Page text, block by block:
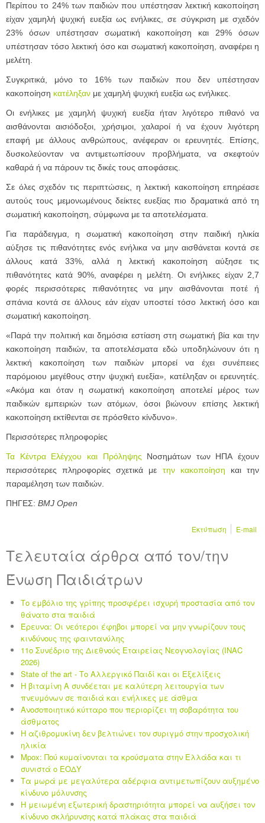
Περίπου το 24% των παιδιών που υπέστησαν λεκτική κακοποίηση
είχαν χαμηλή ψυχική ευεξία ως ενήλικες, σε σύγκριση με σχεδόν
23% όσων υπέστησαν σωματική κακοποίηση και 29% όσων
υπέστησαν τόσο λεκτική όσο και σωματική κακοποίηση, αναφέρει η
μελέτη.
Συγκριτικά, μόνο το 16% των παιδιών που δεν υπέστησαν
κακοποίηση κατέληξαν με χαμηλή ψυχική ευεξία ως ενήλικες.
Οι ενήλικες με χαμηλή ψυχική ευεξία ήταν λιγότερο πιθανό να
αισθάνονται αισιόδοξοι, χρήσιμοι, χαλαροί ή να έχουν λιγότερη
επαφή με άλλους ανθρώπους, ανέφεραν οι ερευνητές. Επίσης,
δυσκολεύονταν να αντιμετωπίσουν προβλήματα, να σκεφτούν
καθαρά ή να πάρουν τις δικές τους αποφάσεις.
Σε όλες σχεδόν τις περιπτώσεις, η λεκτική κακοποίηση επηρέασε
αυτούς τους μεμονωμένους δείκτες ευεξίας πιο δραματικά από τη
σωματική κακοποίηση, σύμφωνα με τα αποτελέσματα.
Για παράδειγμα, η σωματική κακοποίηση στην παιδική ηλικία
αύξησε τις πιθανότητες ενός ενήλικα να μην αισθάνεται κοντά σε
άλλους κατά 33%, αλλά η λεκτική κακοποίηση αύξησε τις
πιθανότητες κατά 90%, αναφέρει η μελέτη. Οι ενήλικες είχαν 2,7
φορές περισσότερες πιθανότητες να μην αισθάνονται ποτέ ή
σπάνια κοντά σε άλλους εάν είχαν υποστεί τόσο λεκτική όσο και
σωματική κακοποίηση.
«Παρά την πολιτική και δημόσια εστίαση στη σωματική βία και την
κακοποίηση παιδιών, τα αποτελέσματα εδώ υποδηλώνουν ότι η
λεκτική κακοποίηση των παιδιών μπορεί να έχει συνέπειες
παρόμοιου μεγέθους στην ψυχική ευεξία», κατέληξαν οι ερευνητές.
«Ακόμα και όταν η σωματική κακοποίηση αποτελεί μέρος των
παιδικών εμπειριών των ατόμων, όσοι βιώνουν επίσης λεκτική
κακοποίηση εκτίθενται σε πρόσθετο κίνδυνο».
Περισσότερες πληροφορίες
Τα Κέντρα Ελέγχου και Πρόληψης Νοσημάτων των ΗΠΑ έχουν
περισσότερες πληροφορίες σχετικά με την κακοποίηση και την
παραμέληση των παιδιών.
ΠΗΓΕΣ: BMJ Open
Εκτύπωση E-mail
Τελευταία άρθρα από τον/την
Ένωση Παιδιάτρων
Το εμβόλιο της γρίπης προσφέρει ισχυρή προστασία από τον
θάνατο στα παιδιά
Έρευνα: Οι νεότεροι έφηβοι μπορεί να μην γνωρίζουν τους
κινδύνους της φαιντανύλης
11ο Συνέδριο της Διεθνούς Εταιρείας Νεογνολογίας (INAC
2026)
State of the art - Το Αλλεργικό Παιδί και οι Eξελίξεις
Η βιταμίνη Α συνδέεται με καλύτερη λειτουργία των
πνευμόνων σε παιδιά και ενήλικες με άσθμα
Ανοσοποιητικό κύτταρο που περιορίζει τη σοβαρότητα του
άσθματος
Η αζιθρομυκίνη δεν βελτιώνει τον συριγμό στην προσχολική
ηλικία
Mpox: Πού κυμαίνονται τα κρούσματα στην Ελλάδα και τι
συνιστά ο ΕΟΔΥ
Τα μωρά με μεγαλύτερα αδέρφια αντιμετωπίζουν αυξημένο
κίνδυνο μόλυνσης
Η μειωμένη εξωτερική δραστηριότητα μπορεί να αυξήσει τον
κίνδυνο σκλήρυνσης κατά πλάκας στα παιδιά